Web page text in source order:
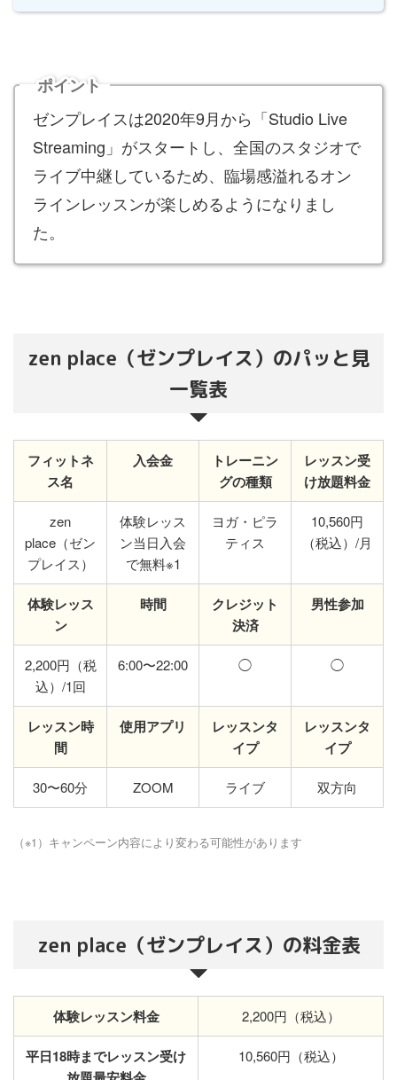
ポイント
ゼンプレイスは2020年9月から「Studio Live
Streaming」がスタートし、全国のスタジオで
ライブ中継しているため、臨場感溢れるオン
ラインレッスンが楽しめるようになりまし
た。
zen place（ゼンプレイス）のパッと見
一覧表
フィットネ
ス名
入会金
トレーニン
グの種類
レッスン受
け放題料金
zen
place（ゼン
プレイス）
体験レッス
ン当日入会
で無料※1
ヨガ・ピラ
ティス
10,560円
（税込）/月
体験レッス
ン
時間
クレジット
決済
男性参加
2,200円（税
込）/1回
6:00〜22:00 ◯ ◯
レッスン時
間
使用アプリ
レッスンタ
イプ
レッスンタ
イプ
30〜60分 ZOOM ライブ 双方向
（※1）キャンペーン内容により変わる可能性があります
zen place（ゼンプレイス）の料金表
体験レッスン料金 2,200円（税込）
平日18時までレッスン受け
10,560円（税込）